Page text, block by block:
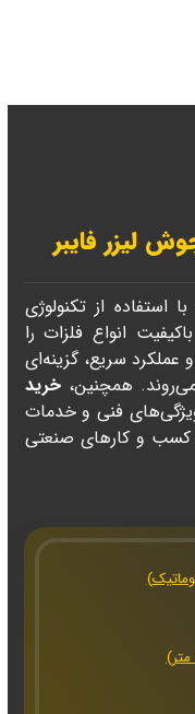
لیزر فایبر
با استفاده از تکنولوژی
انواع فلزات را
عملکرد سریع، گزینه‌ای
همچنین،خرید
فنی و خدمات
کسب و کارهای صنعتی